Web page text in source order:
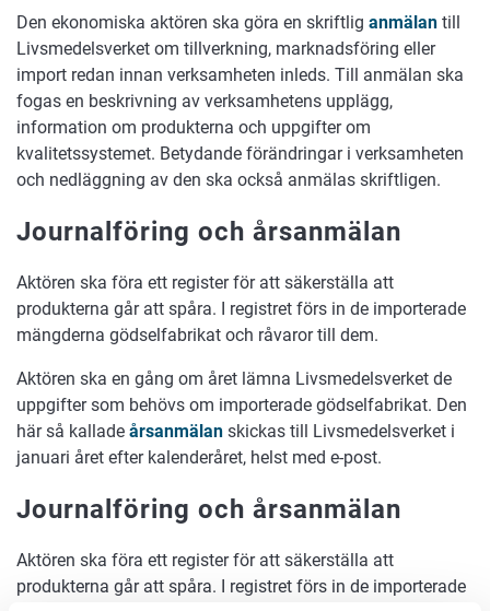
Den ekonomiska aktören ska göra en skriftlig anmälan till
Livsmedelsverket om tillverkning, marknadsföring eller
import redan innan verksamheten inleds. Till anmälan ska
fogas en beskrivning av verksamhetens upplägg,
information om produkterna och uppgifter om
kvalitetssystemet. Betydande förändringar i verksamheten
och nedläggning av den ska också anmälas skriftligen.
Journalföring och årsanmälan
Aktören ska föra ett register för att säkerställa att
produkterna går att spåra. I registret förs in de importerade
mängderna gödselfabrikat och råvaror till dem.
Aktören ska en gång om året lämna Livsmedelsverket de
uppgifter som behövs om importerade gödselfabrikat. Den
här så kallade årsanmälan skickas till Livsmedelsverket i
januari året efter kalenderåret, helst med e-post.
Journalföring och årsanmälan
Aktören ska föra ett register för att säkerställa att
produkterna går att spåra. I registret förs in de importerade